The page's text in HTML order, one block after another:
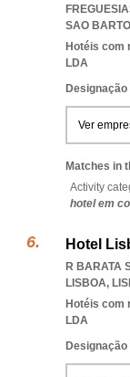
SAO
Hotéis com
LDA
Ver
Matches in
Activity
hotel em
Hotel
R BARATA
LISBOA,
Hotéis com
LDA